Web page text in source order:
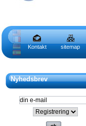
Kontakt sitemap
Nyhedsbrev